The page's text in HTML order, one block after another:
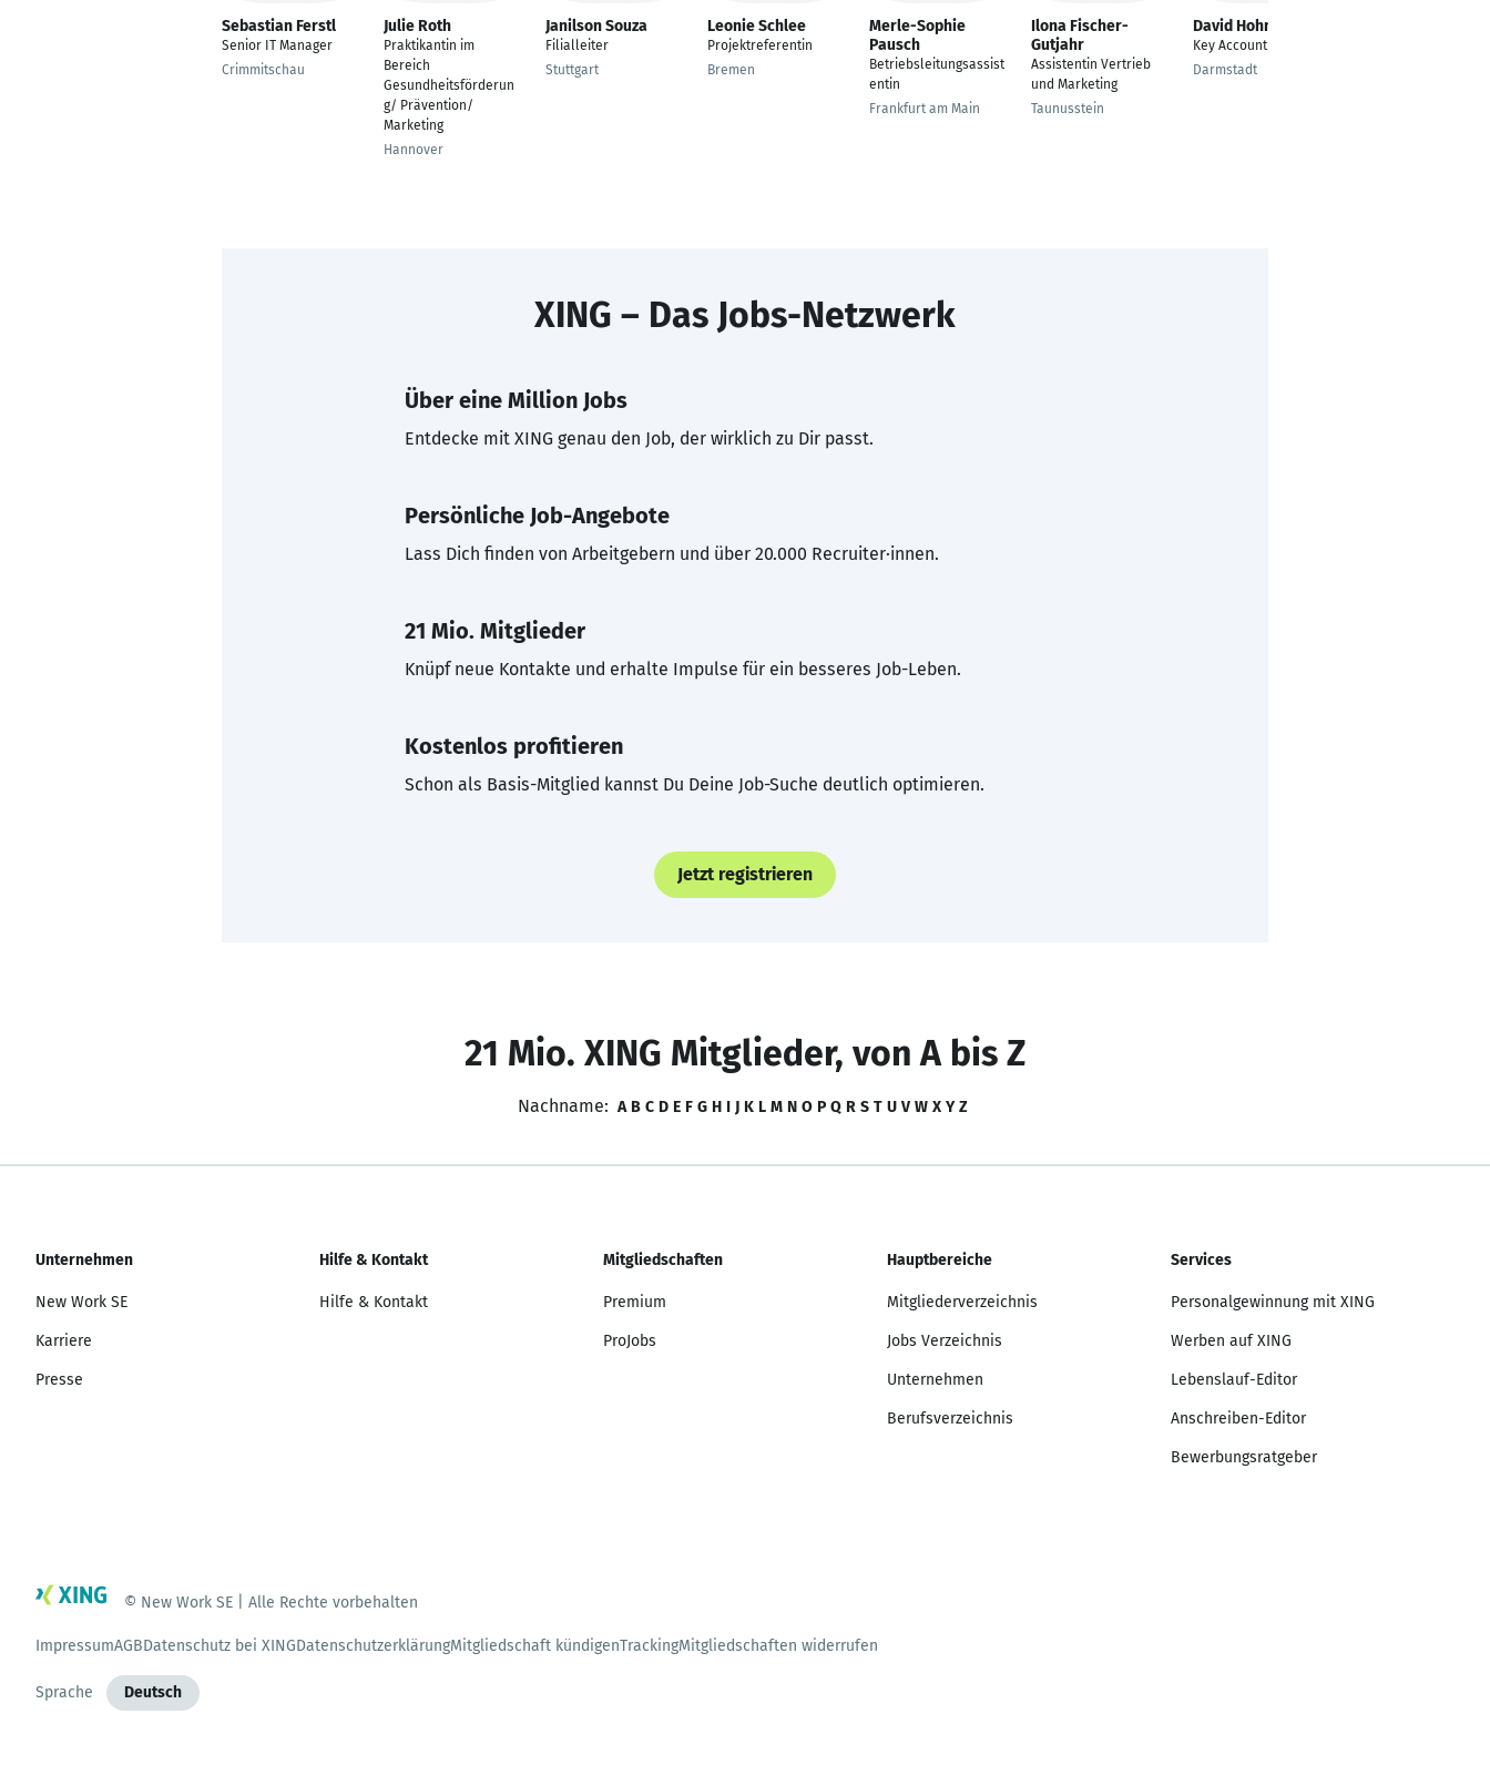
Sebastian Ferstl
Senior IT Manager
Crimmitschau
Julie Roth
Praktikantin im
Bereich
Gesundheitsförderun
g/ Prävention/
Marketing
Hannover
Janilson Souza
Filialleiter
Stuttgart
Leonie Schlee
Projektreferentin
Bremen
Merle-Sophie
Pausch
Betriebsleitungsassist
entin
Frankfurt am Main
Ilona Fischer-
Gutjahr
Assistentin Vertrieb
und Marketing
Taunusstein
David Hohmann
Key Account Manager
Darmstadt
XING – Das Jobs-Netzwerk
Über eine Million Jobs
Entdecke mit XING genau den Job, der wirklich zu Dir passt.
Persönliche Job-Angebote
Lass Dich finden von Arbeitgebern und über 20.000 Recruiter·innen.
21 Mio. Mitglieder
Knüpf neue Kontakte und erhalte Impulse für ein besseres Job-Leben.
Kostenlos profitieren
Schon als Basis-Mitglied kannst Du Deine Job-Suche deutlich optimieren.
Jetzt registrieren
21 Mio. XING Mitglieder, von A bis Z
Nachname: A B C D E F G H I J K L M N O P Q R S T U V W X Y Z
Unternehmen
New Work SE
Karriere
Presse
Hilfe & Kontakt
Hilfe & Kontakt
Mitgliedschaften
Premium
ProJobs
Hauptbereiche
Mitgliederverzeichnis
Jobs Verzeichnis
Unternehmen
Berufsverzeichnis
Services
Personalgewinnung mit XING
Werben auf XING
Lebenslauf-Editor
Anschreiben-Editor
Bewerbungsratgeber
© New Work SE | Alle Rechte vorbehalten
ImpressumAGBDatenschutz bei XINGDatenschutzerklärungMitgliedschaft kündigenTrackingMitgliedschaften widerrufen
Sprache Deutsch